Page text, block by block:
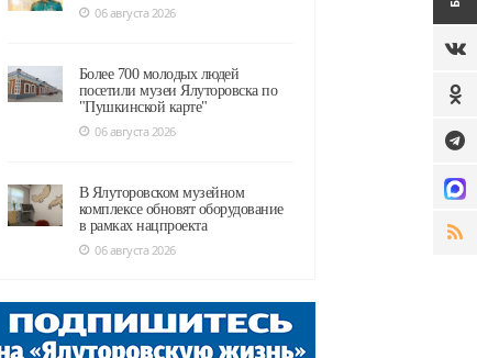
06 августа 2026
Более 700 молодых людей
посетили музеи Ялуторовска по
"Пушкинской карте"
06 августа 2026
В Ялуторовском музейном
комплексе обновят оборудование
в рамках нацпроекта
06 августа 2026